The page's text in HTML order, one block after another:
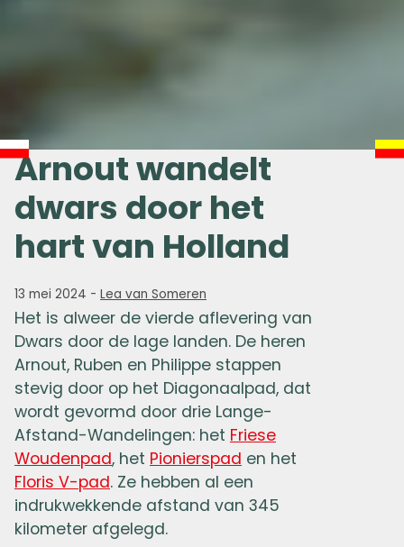
Arnout wandelt
dwars door het
hart van Holland
13 mei 2024 - Lea van Someren
Het is alweer de vierde aflevering van
Dwars door de lage landen. De heren
Arnout, Ruben en Philippe stappen
stevig door op het Diagonaalpad, dat
wordt gevormd door drie Lange-
Afstand-Wandelingen: het Friese
Woudenpad, het Pionierspad en het
Floris V-pad. Ze hebben al een
indrukwekkende afstand van 345
kilometer afgelegd.